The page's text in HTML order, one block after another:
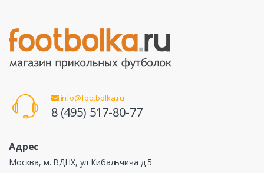
info@footbolka.ru
8 (495) 517-80-77
Адрес
Москва, м. ВДНХ, ул Кибальчича д 5